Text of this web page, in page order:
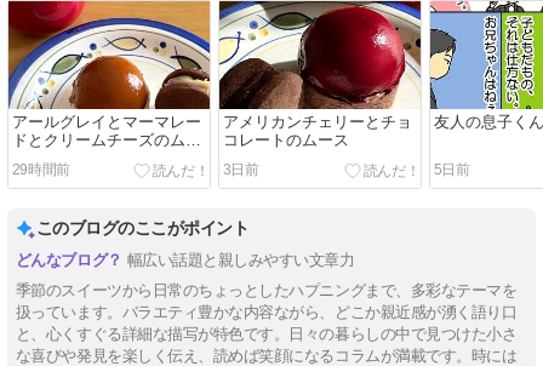
アールグレイとマーマレー
ドとクリームチーズのムー
29時間前
アメリカンチェリーとチョ
コレートのムース
3日前
友人の息子く
5日前
このブログのここがポイント
幅広い話題と親しみやすい文章力
季節のスイーツから日常のちょっとしたハプニングまで、多彩なテーマを
扱っています。バラエティ豊かな内容ながら、どこか親近感が湧く語り口
と、心くすぐる詳細な描写が特色です。日々の暮らしの中で見つけた小さ
な喜びや発見を楽しく伝え、読めば笑顔になるコラムが満載です。時には